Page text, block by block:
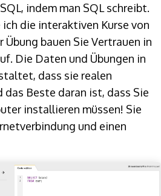
indem man SQL schreibt.
die interaktiven Kurse von
Übung bauen Sie Vertrauen in
Die Daten und Übungen in
dass sie realen
das Beste daran ist, dass Sie
installieren müssen! Sie
und einen